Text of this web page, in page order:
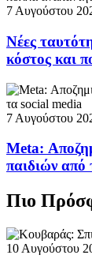
7 Αυγούστου
Νέες
κόστος και
7 Αυγούστου
Meta:
παιδιών
Πιο
10 Αυγούστου